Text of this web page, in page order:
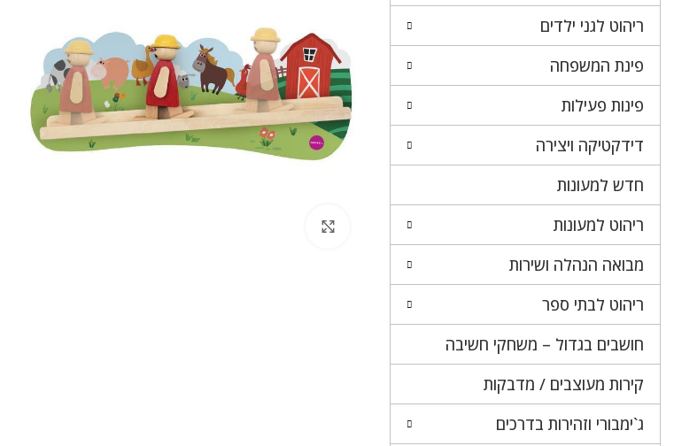
ריהוט לגני ילדים
פינת המשפחה
פינות פעילות
דידקטיקה ויצירה
חדש למעונות
ריהוט למעונות
מבואה הנהלה ושירות
ריהוט לבתי ספר
חושבים בגדול – משחקי חשיבה
קירות מעוצבים / מדבקות
ג`ימבורי וזהירות בדרכים